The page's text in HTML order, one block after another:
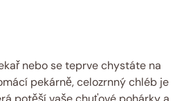
nebo se teprve chystáte na
pekárně, celozrnný chléb je